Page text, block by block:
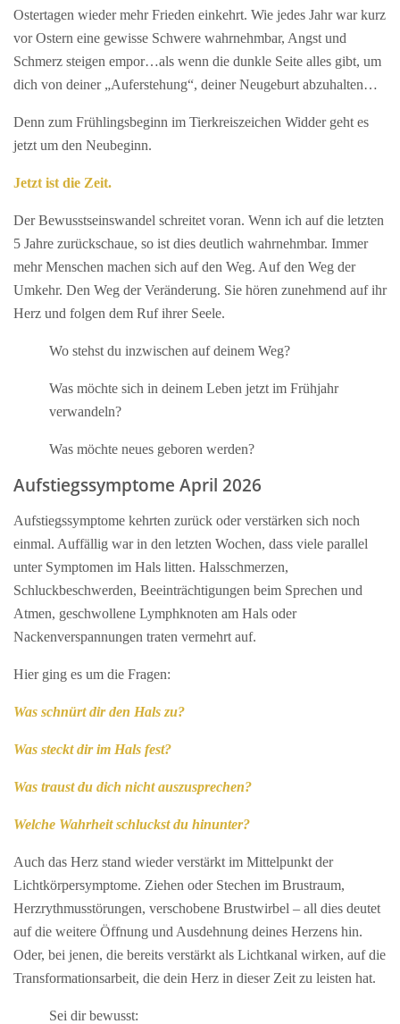
Ostertagen wieder mehr Frieden einkehrt. Wie jedes Jahr war kurz
vor Ostern eine gewisse Schwere wahrnehmbar, Angst und
Schmerz steigen empor…als wenn die dunkle Seite alles gibt, um
dich von deiner „Auferstehung“, deiner Neugeburt abzuhalten…
Denn zum Frühlingsbeginn im Tierkreiszeichen Widder geht es
jetzt um den Neubeginn.
Jetzt ist die Zeit.
Der Bewusstseinswandel schreitet voran. Wenn ich auf die letzten
5 Jahre zurückschaue, so ist dies deutlich wahrnehmbar. Immer
mehr Menschen machen sich auf den Weg. Auf den Weg der
Umkehr. Den Weg der Veränderung. Sie hören zunehmend auf ihr
Herz und folgen dem Ruf ihrer Seele.
Wo stehst du inzwischen auf deinem Weg?
Was möchte sich in deinem Leben jetzt im Frühjahr
verwandeln?
Was möchte neues geboren werden?
Aufstiegssymptome April 2026
Aufstiegssymptome kehrten zurück oder verstärken sich noch
einmal. Auffällig war in den letzten Wochen, dass viele parallel
unter Symptomen im Hals litten. Halsschmerzen,
Schluckbeschwerden, Beeinträchtigungen beim Sprechen und
Atmen, geschwollene Lymphknoten am Hals oder
Nackenverspannungen traten vermehrt auf.
Hier ging es um die Fragen:
Was schnürtdir den Hals zu?
Was steckt dir im Hals fest?
Was traust du dich nicht auszusprechen?
Welche Wahrheit schluckst du hinunter?
Auch das Herz stand wieder verstärkt im Mittelpunkt der
Lichtkörpersymptome. Ziehen oder Stechen im Brustraum,
Herzrythmusstörungen, verschobene Brustwirbel – all dies deutet
auf die weitere Öffnung und Ausdehnung deines Herzens hin.
Oder, bei jenen, die bereits verstärkt als Lichtkanal wirken, auf die
Transformationsarbeit, die dein Herz in dieser Zeit zu leisten hat.
Sei dir bewusst: